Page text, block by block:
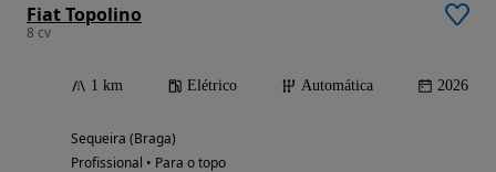
Fiat Topolino
8 cv
1 km Elétrico Automática 2026
Sequeira (Braga)
Profissional • Para o topo